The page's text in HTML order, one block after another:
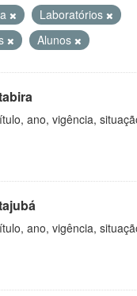
Laboratórios
Alunos
ano, vigência,
ano, vigência,